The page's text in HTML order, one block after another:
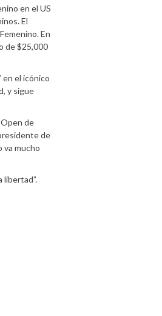
en el US
El
En
de $25,000
en el icónico
y sigue
de
de
va mucho
libertad”.